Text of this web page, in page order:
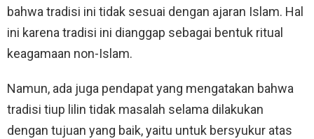
bahwa tradisi ini tidak sesuai dengan ajaran Islam. Hal
ini karena tradisi ini dianggap sebagai bentuk ritual
keagamaan non-Islam.
Namun, ada juga pendapat yang mengatakan bahwa
tradisi tiup lilin tidak masalah selama dilakukan
dengan tujuan yang baik, yaitu untuk bersyukur atas